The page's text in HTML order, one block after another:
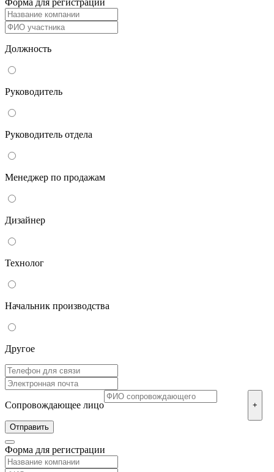
Должность
Руководитель
Руководитель отдела
Менеджер по продажам
Дизайнер
Технолог
Начальник производства
Другое
Сопровождающее лицо +
Форма для регистрации